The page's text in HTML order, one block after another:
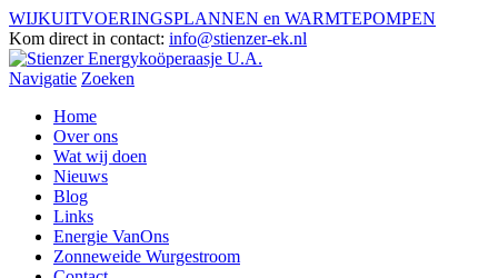
WIJKUITVOERINGSPLANNEN en WARMTEPOMPEN
Kom direct in contact: info@stienzer-ek.nl
Navigatie Zoeken
Home
Over ons
Wat wij doen
Nieuws
Blog
Links
Energie VanOns
Zonneweide Wurgestroom